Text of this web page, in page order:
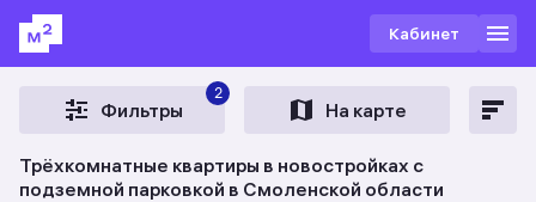
Кабинет
Фильтры
2
На карте
Трёхкомнатные квартиры в новостройках с
подземной парковкой в Смоленской области